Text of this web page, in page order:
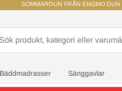
SOMMARDUN FRÅN ENGMO DUN
Bäddmadrasser Sänggavlar